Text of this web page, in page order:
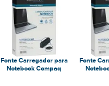
Fonte Carregador para
Notebook Compaq
Fonte